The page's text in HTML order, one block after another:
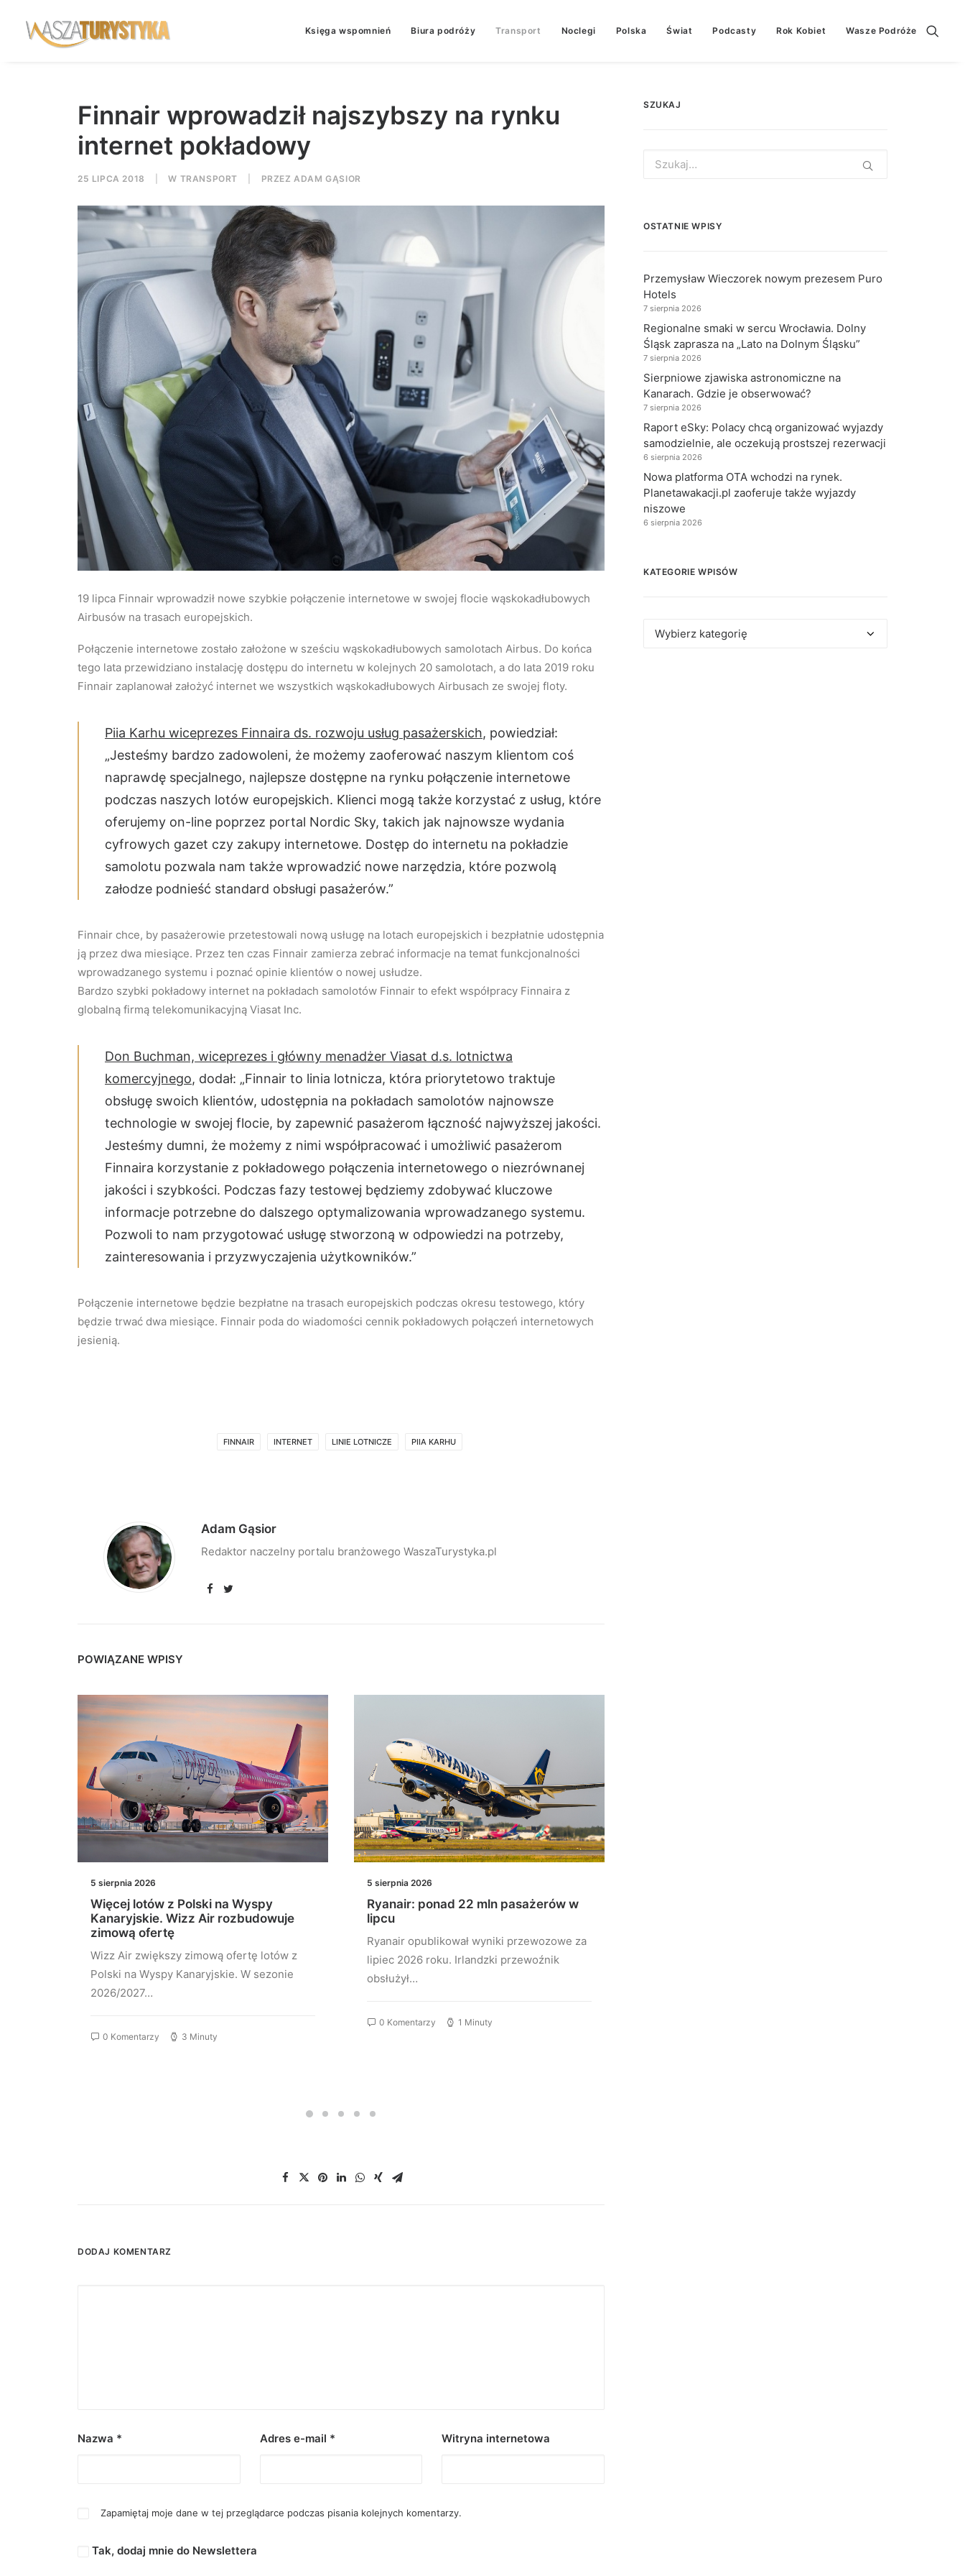
Księga wspomnień Biura podróży Transport Noclegi Polska Świat Podcasty Rok Kobiet Wasze Podróże
Finnair wprowadził najszybszy na rynku
internet pokładowy
25 LIPCA 2018 W TRANSPORT PRZEZADAM GĄSIOR
19 lipca Finnair wprowadził nowe szybkie połączenie internetowe w swojej flocie wąskokadłubowych
Airbusów na trasach europejskich.
Połączenie internetowe zostało założone w sześciu wąskokadłubowych samolotach Airbus. Do końca
tego lata przewidziano instalację dostępu do internetu w kolejnych 20 samolotach, a do lata 2019 roku
Finnair zaplanował założyć internet we wszystkich wąskokadłubowych Airbusach ze swojej floty.
Piia Karhu wiceprezes Finnaira ds. rozwoju usług pasażerskich, powiedział:
„Jesteśmy bardzo zadowoleni, że możemy zaoferować naszym klientom coś
naprawdę specjalnego, najlepsze dostępne na rynku połączenie internetowe
podczas naszych lotów europejskich. Klienci mogą także korzystać z usług, które
oferujemy on-line poprzez portal Nordic Sky, takich jak najnowsze wydania
cyfrowych gazet czy zakupy internetowe. Dostęp do internetu na pokładzie
samolotu pozwala nam także wprowadzić nowe narzędzia, które pozwolą
załodze podnieść standard obsługi pasażerów.”
Finnair chce, by pasażerowie przetestowali nową usługę na lotach europejskich i bezpłatnie udostępnia
ją przez dwa miesiące. Przez ten czas Finnair zamierza zebrać informacje na temat funkcjonalności
wprowadzanego systemu i poznać opinie klientów o nowej usłudze.
Bardzo szybki pokładowy internet na pokładach samolotów Finnair to efekt współpracy Finnaira z
globalną firmą telekomunikacyjną Viasat Inc.
Don Buchman, wiceprezes i główny menadżer Viasat d.s. lotnictwa
komercyjnego, dodał: „Finnair to linia lotnicza, która priorytetowo traktuje
obsługę swoich klientów, udostępnia na pokładach samolotów najnowsze
technologie w swojej flocie, by zapewnić pasażerom łączność najwyższej jakości.
Jesteśmy dumni, że możemy z nimi współpracować i umożliwić pasażerom
Finnaira korzystanie z pokładowego połączenia internetowego o niezrównanej
jakości i szybkości. Podczas fazy testowej będziemy zdobywać kluczowe
informacje potrzebne do dalszego optymalizowania wprowadzanego systemu.
Pozwoli to nam przygotować usługę stworzoną w odpowiedzi na potrzeby,
zainteresowania i przyzwyczajenia użytkowników.”
Połączenie internetowe będzie bezpłatne na trasach europejskich podczas okresu testowego, który
będzie trwać dwa miesiące. Finnair poda do wiadomości cennik pokładowych połączeń internetowych
jesienią.
FINNAIR INTERNET LINIE LOTNICZE PIIA KARHU
Adam Gąsior
Redaktor naczelny portalu branżowego WaszaTurystyka.pl
POWIĄZANE WPISY
5 sierpnia 2026
Więcej lotów z Polski na Wyspy
Kanaryjskie. Wizz Air rozbudowuje
zimową ofertę
Wizz Air zwiększy zimową ofertę lotów z
Polski na Wyspy Kanaryjskie. W sezonie
2026/2027…
0 Komentarzy 3 Minuty
5 sierpnia 2026
Ryanair: ponad 22 mln pasażerów w
lipcu
Ryanair opublikował wyniki przewozowe za
lipiec 2026 roku. Irlandzki przewoźnik
obsłużył…
0 Komentarzy 1 Minuty
DODAJ KOMENTARZ
Nazwa * Adres e-mail * Witryna internetowa
Zapamiętaj moje dane w tej przeglądarce podczas pisania kolejnych komentarzy.
Tak, dodaj mnie do Newslettera
SZUKAJ
for:
OSTATNIE WPISY
Przemysław Wieczorek nowym prezesem Puro
Hotels
7 sierpnia 2026
Regionalne smaki w sercu Wrocławia. Dolny
Śląsk zaprasza na „Lato na Dolnym Śląsku”
7 sierpnia 2026
Sierpniowe zjawiska astronomiczne na
Kanarach. Gdzie je obserwować?
7 sierpnia 2026
Raport eSky: Polacy chcą organizować wyjazdy
samodzielnie, ale oczekują prostszej rezerwacji
6 sierpnia 2026
Nowa platforma OTA wchodzi na rynek.
Planetawakacji.pl zaoferuje także wyjazdy
niszowe
6 sierpnia 2026
KATEGORIE WPISÓW
Kategorie